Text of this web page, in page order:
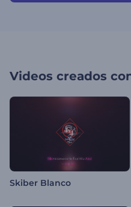
Videos creados
Skiber Blanco